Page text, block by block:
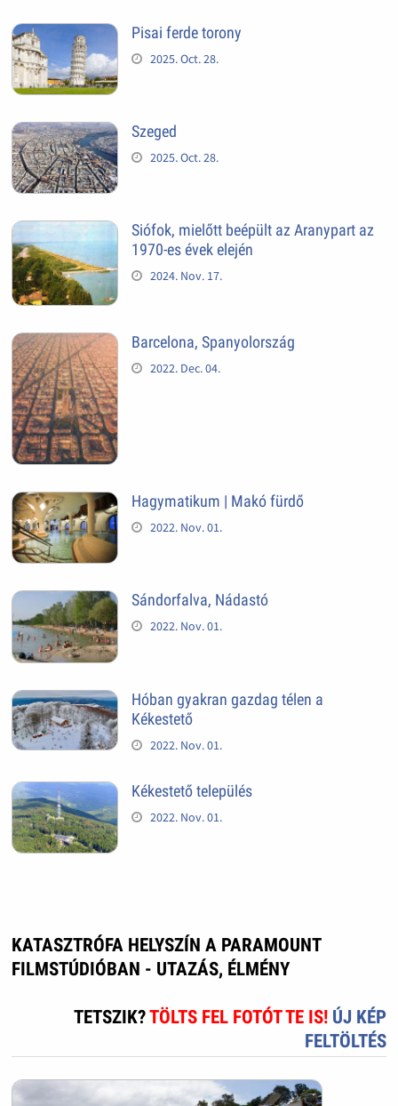
Pisai ferde torony
2025. Oct. 28.
Szeged
2025. Oct. 28.
Siófok, mielőtt beépült az Aranypart az
1970-es évek elején
2024. Nov. 17.
Barcelona, Spanyolország
2022. Dec. 04.
Hagymatikum | Makó fürdő
2022. Nov. 01.
Sándorfalva, Nádastó
2022. Nov. 01.
Hóban gyakran gazdag télen a
Kékestető
2022. Nov. 01.
Kékestető település
2022. Nov. 01.
KATASZTRÓFA HELYSZÍN A PARAMOUNT
FILMSTÚDIÓBAN - UTAZÁS, ÉLMÉNY
TETSZIK?TÖLTS FEL FOTÓT TE IS! ÚJ KÉP
FELTÖLTÉS